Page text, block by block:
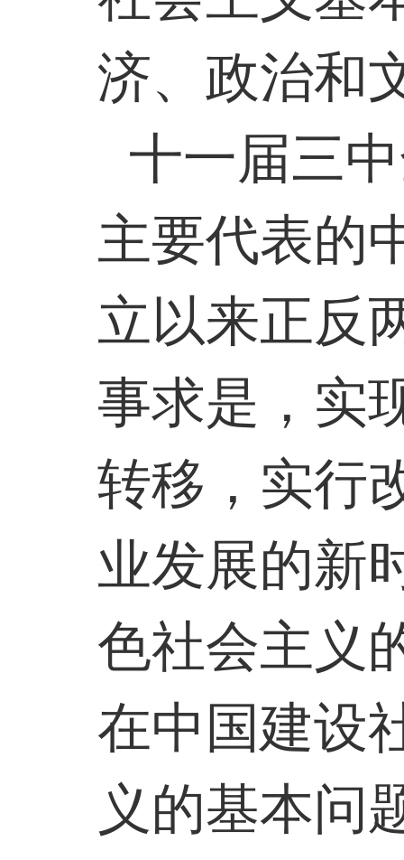
济、政治和
十一届三
主要代表的
立以来正反
事求是，实
转移，实行
业发展的新
色社会主义
在中国建设
义的基本问